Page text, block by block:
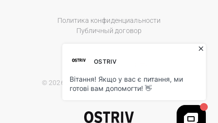
Политика конфиденциальности
Публичный договор
© 2026 Ostriv.ua Store. All Rights Reserved.